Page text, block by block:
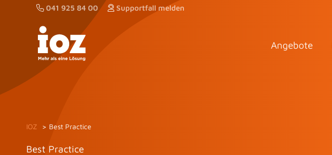
041 925 84 00 Supportfall melden
Angebote
IOZ Best Practice
Best Practice